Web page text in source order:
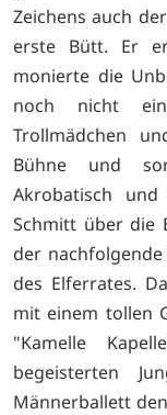
Zeichens auch
erste Bütt. Er
monierte die
noch nicht
Trollmädchen
Bühne und
Akrobatisch und
Schmitt über die
der
des Elferrates.
mit einem tollen
"Kamelle
begeisterten
Männerballett